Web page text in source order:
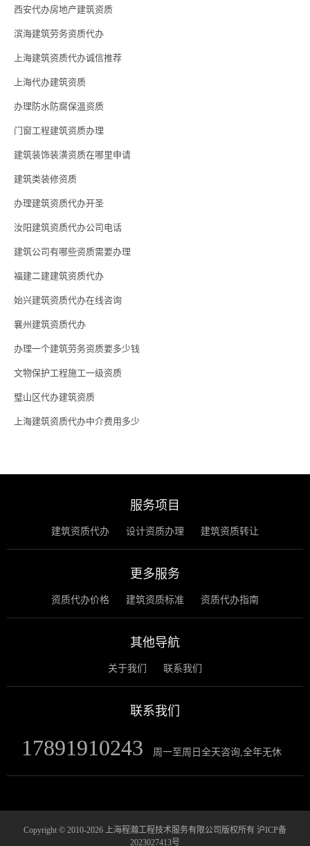
西安代办房地产建筑资质
滨海建筑劳务资质代办
上海建筑资质代办诚信推荐
上海代办建筑资质
办理防水防腐保温资质
门窗工程建筑资质办理
建筑装饰装潢资质在哪里申请
建筑类装修资质
办理建筑资质代办开圣
汝阳建筑资质代办公司电话
建筑公司有哪些资质需要办理
福建二建建筑资质代办
始兴建筑资质代办在线咨询
襄州建筑资质代办
办理一个建筑劳务资质要多少钱
文物保护工程施工一级资质
璧山区代办建筑资质
上海建筑资质代办中介费用多少
服务项目
建筑资质代办 设计资质办理 建筑资质转让
更多服务
资质代办价格 建筑资质标准 资质代办指南
其他导航
关于我们 联系我们
联系我们
17891910243 周一至周日全天咨询,全年无休
Copyright © 2010-2026 上海程瀚工程技术服务有限公司版权所有 沪ICP备
2023027413号